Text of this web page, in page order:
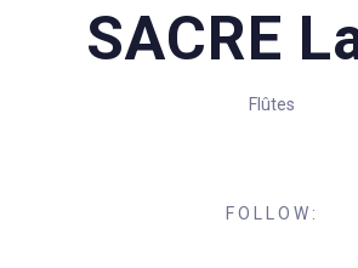
SACRE
Flûtes
FOLLOW: